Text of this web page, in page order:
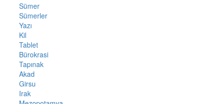
Sümer
Sümerler
Yazı
Kil
Tablet
Bürokrasi
Tapınak
Akad
Girsu
Irak